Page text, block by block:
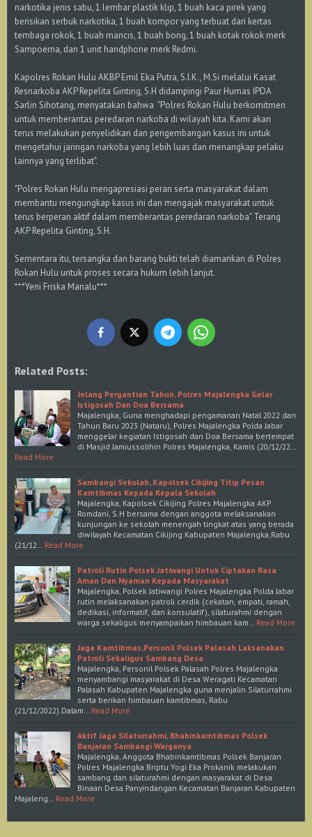
narkotika jenis sabu, 1 lembar plastik klip, 1 buah kaca pirek yang
berisikan serbuk narkotika, 1 buah kompor yang terbuat dari kertas
tembaga rokok, 1 buah mancis, 1 buah bong, 1 buah kotak rokok merk
Sampoerna, dan 1 unit handphone merk Redmi.
Kapolres Rokan Hulu AKBP Emil Eka Putra, S.I.K., M.Si melalui Kasat
Resnarkoba AKP Repelita Ginting, S.H didampingi Paur Humas IPDA
Sarlin Sihotang, menyatakan bahwa "Polres Rokan Hulu berkomitmen
untuk memberantas peredaran narkoba di wilayah kita. Kami akan
terus melakukan penyelidikan dan pengembangan kasus ini untuk
mengetahui jaringan narkoba yang lebih luas dan menangkap pelaku
lainnya yang terlibat".
"Polres Rokan Hulu mengapresiasi peran serta masyarakat dalam
membantu mengungkap kasus ini dan mengajak masyarakat untuk
terus berperan aktif dalam memberantas peredaran narkoba" Terang
AKP Repelita Ginting, S.H.
Sementara itu, tersangka dan barang bukti telah diamankan di Polres
Rokan Hulu untuk proses secara hukum lebih lanjut.
***Yeni Friska Manalu***
Related Posts:
Jelang Pergantian Tahun, Polres Majalengka Gelar
Istigosah Dan Doa Bersama
Majalengka, Guna menghadapi pengamanan Natal 2022 dan
Tahun Baru 2023 (Nataru), Polres Majalengka Polda Jabar
menggelar kegiatan Istigosah dan Doa Bersama bertempat
di Masjid Jamiussolihin Polres Majalengka, Kamis (20/12/22…
Read More
Sambangi Sekolah, Kapolsek Cikijing Titip Pesan
Kamtibmas Kepada Kepala Sekolah
Majalengka, Kapolsek Cikijing Polres Majalengka AKP
Romdani, S.H bersama dengan anggota melaksanakan
kunjungan ke sekolah menengah tingkat atas yang berada
diwilayah Kecamatan Cikijing Kabupaten Majalengka,Rabu
(21/12… Read More
Patroli Rutin Polsek Jatiwangi Untuk Ciptakan Rasa
Aman Dan Nyaman Kepada Masyarakat
Majalengka, Polsek Jatiwangi Polres Majalengka Polda Jabar
rutin melaksanakan patroli cerdik (cekatan, empati, ramah,
dedikasi, informatif, dan konsulatif), silaturahmi dengan
warga sekaligus menyampaikan himbauan kam… Read More
Jaga Kamtibmas,Personil Polsek Palasah Laksanakan
Patroli Sekaligus Sambang Desa
Majalengka, Personil Polsek Palasah Polres Majalengka
menyambangi masyarakat di Desa Weragati Kecamatan
Palasah Kabupaten Majalengka guna menjalin Silaturrahmi
serta berikan himbauan kamtibmas, Rabu
(21/12/2022).Dalam… Read More
Aktif Jaga Silaturrahmi, Bhabinkamtibmas Polsek
Banjaran Sambangi Warganya
Majalengka, Anggota Bhabinkamtibmas Polsek Banjaran
Polres Majalengka Briptu Yogi Eka Prokanik melakukan
sambang dan silaturahmi dengan masyarakat di Desa
Binaan Desa Panyindangan Kecamatan Banjaran Kabupaten
Majaleng… Read More